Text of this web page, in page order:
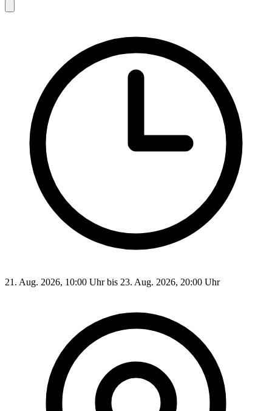
21. Aug. 2026, 10:00 Uhr bis 23. Aug. 2026, 20:00 Uhr